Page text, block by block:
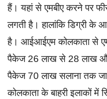
हैं। यहां से एमबीए करने पर
लगती है। हालांकि डिग्री के
है। आईआईएम कोलकाता से
पैकेज 26 लाख से 28 लाख
पैकेज 70 लाख सलाना तक
कोलकाता के बाहरी इलाकों